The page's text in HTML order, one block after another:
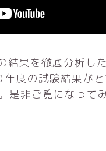
結果を徹底分析し
度の試験結果が
非ご覧になって